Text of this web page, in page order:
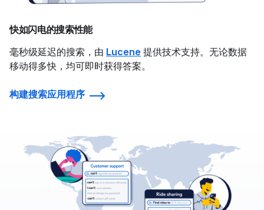
快如闪电的搜索性能
毫秒级延迟的搜索，由 Lucene 提供技术支持。无论数据
移动得多快，均可即时获得答案。
构建搜索应用程序